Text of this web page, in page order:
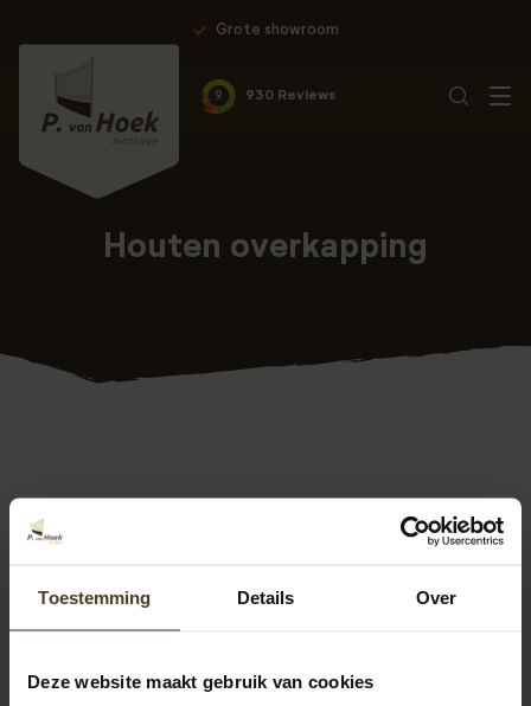
Toestemming Details Over
Deze website maakt gebruik van cookies
Grote showroom
9 930 Reviews
Houten overkapping